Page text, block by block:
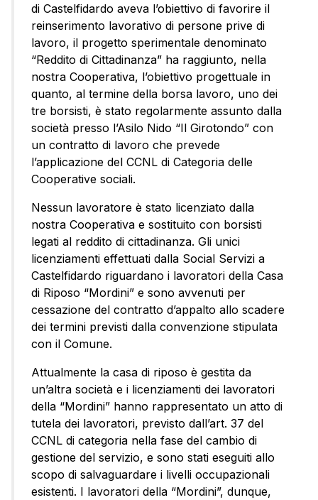
di Castelfidardo aveva l’obiettivo di favorire il
reinserimento lavorativo di persone prive di
lavoro, il progetto sperimentale denominato
“Reddito di Cittadinanza” ha raggiunto, nella
nostra Cooperativa, l’obiettivo progettuale in
quanto, al termine della borsa lavoro, uno dei
tre borsisti, è stato regolarmente assunto dalla
società presso l’Asilo Nido “Il Girotondo” con
un contratto di lavoro che prevede
l’applicazione del CCNL di Categoria delle
Cooperative sociali.
Nessun lavoratore è stato licenziato dalla
nostra Cooperativa e sostituito con borsisti
legati al reddito di cittadinanza. Gli unici
licenziamenti effettuati dalla Social Servizi a
Castelfidardo riguardano i lavoratori della Casa
di Riposo “Mordini” e sono avvenuti per
cessazione del contratto d’appalto allo scadere
dei termini previsti dalla convenzione stipulata
con il Comune.
Attualmente la casa di riposo è gestita da
un’altra società e i licenziamenti dei lavoratori
della “Mordini” hanno rappresentato un atto di
tutela dei lavoratori, previsto dall’art. 37 del
CCNL di categoria nella fase del cambio di
gestione del servizio, e sono stati eseguiti allo
scopo di salvaguardare i livelli occupazionali
esistenti. I lavoratori della “Mordini”, dunque,